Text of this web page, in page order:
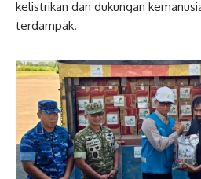
kelistrikan dan dukungan
terdampak.